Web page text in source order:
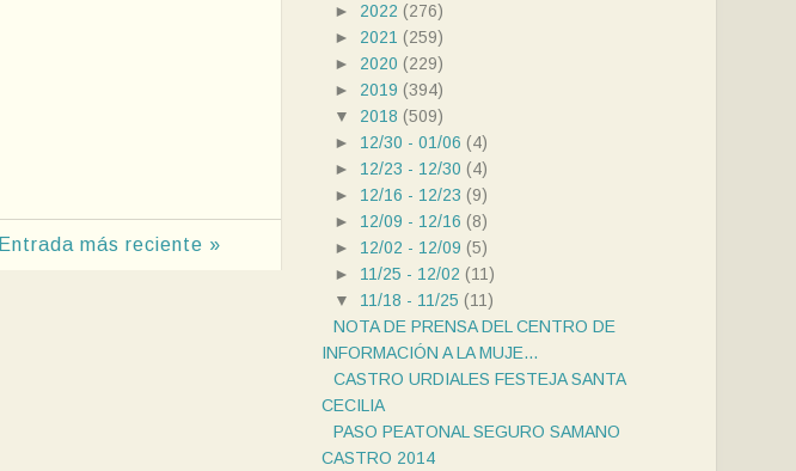
Entrada más reciente »
► 2022 (276)
► 2021 (259)
► 2020 (229)
► 2019 (394)
▼
2018 (509)
► 12/30 - 01/06 (4)
► 12/23 - 12/30 (4)
► 12/16 - 12/23 (9)
► 12/09 - 12/16 (8)
► 12/02 - 12/09 (5)
► 11/25 - 12/02 (11)
▼
11/18 - 11/25 (11)
NOTA DE PRENSA DEL CENTRO DE
INFORMACIÓN A LA MUJE...
CASTRO URDIALES FESTEJA SANTA
CECILIA
PASO PEATONAL SEGURO SAMANO
CASTRO 2014